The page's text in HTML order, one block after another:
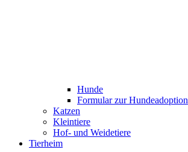
Hunde
Formular zur Hundeadoption
Katzen
Kleintiere
Hof- und Weidetiere
Tierheim